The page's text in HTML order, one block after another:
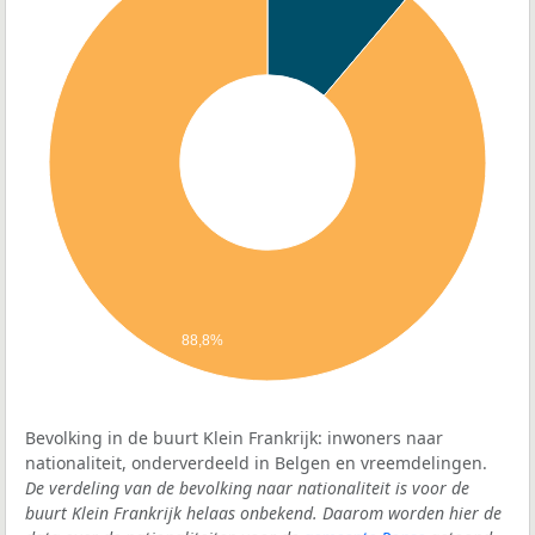
88,8%
Bevolking in de buurt Klein Frankrijk: inwoners naar
nationaliteit, onderverdeeld in Belgen en vreemdelingen.
De verdeling van de bevolking naar nationaliteit is voor de
buurt Klein Frankrijk helaas onbekend. Daarom worden hier de